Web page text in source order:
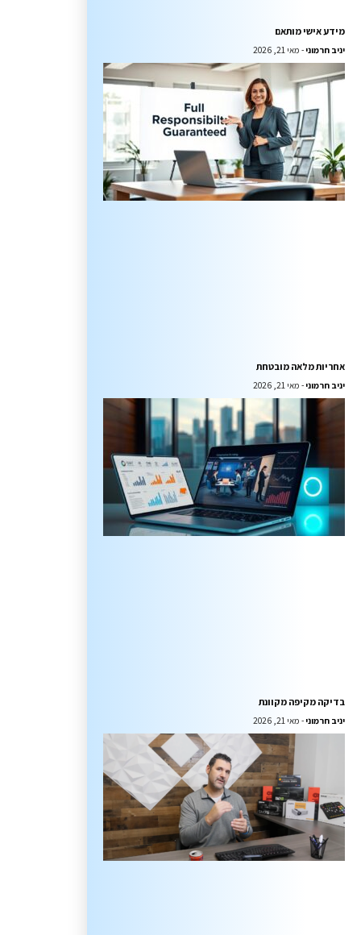
מידע אישי מותאם
יניב חרמוני מאי 21, 2026
אחריות מלאה מובטחת
יניב חרמוני מאי 21, 2026
בדיקה מקיפה מקוונת
יניב חרמוני מאי 21, 2026